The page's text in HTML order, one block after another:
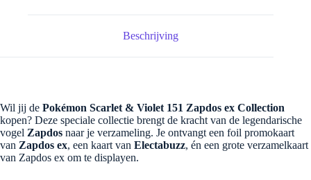
Beschrijving
Wil jij de Pokémon Scarlet & Violet 151 Zapdos ex Collection
kopen? Deze speciale collectie brengt de kracht van de legendarische
vogel Zapdos naar je verzameling. Je ontvangt een foil promokaart
van Zapdos ex, een kaart van Electabuzz, én een grote verzamelkaart
van Zapdos ex om te displayen.